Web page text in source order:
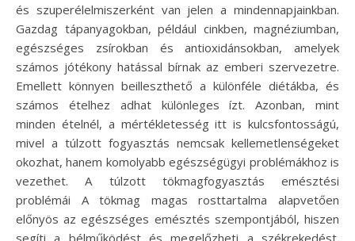
és szuperélelmiszerként van jelen a mindennapjainkban.
Gazdag tápanyagokban, például cinkben, magnéziumban,
egészséges zsírokban és antioxidánsokban, amelyek
számos jótékony hatással bírnak az emberi szervezetre.
Emellett könnyen beilleszthető a különféle diétákba, és
számos ételhez adhat különleges ízt. Azonban, mint
minden ételnél, a mértékletesség itt is kulcsfontosságú,
mivel a túlzott fogyasztás nemcsak kellemetlenségeket
okozhat, hanem komolyabb egészségügyi problémákhoz is
vezethet. A túlzott tökmagfogyasztás emésztési
problémái A tökmag magas rosttartalma alapvetően
előnyös az egészséges emésztés szempontjából, hiszen
segíti a bélműködést és megelőzheti a székrekedést.